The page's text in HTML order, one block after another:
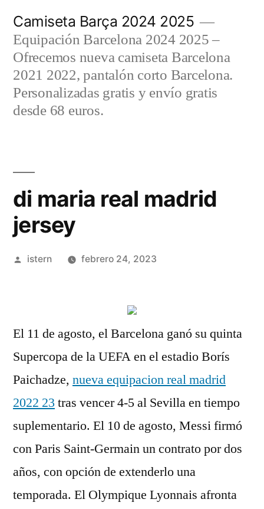
contenido
Camiseta Barça 2024 2025
Equipación Barcelona 2024 2025 –
Ofrecemos nueva camiseta Barcelona
2021 2022, pantalón corto Barcelona.
Personalizadas gratis y envío gratis
desde 68 euros.
di maria real madrid
jersey
Publicado
istern febrero 24, 2023
El 11 de agosto, el Barcelona ganó su quinta
Supercopa de la UEFA en el estadio Borís
Paichadze, nueva equipacion real madrid
2022 23 tras vencer 4-5 al Sevilla en tiempo
suplementario. El 10 de agosto, Messi firmó
con Paris Saint-Germain un contrato por dos
años, con opción de extenderlo una
temporada. El Olympique Lyonnais afronta